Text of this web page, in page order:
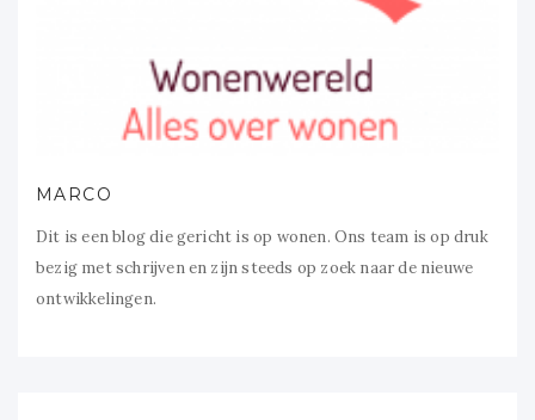
MARCO
Dit is een blog die gericht is op wonen. Ons team is op druk
bezig met schrijven en zijn steeds op zoek naar de nieuwe
ontwikkelingen.